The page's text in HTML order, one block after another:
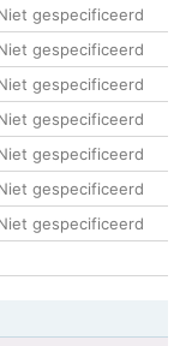
gespecificeerd
gespecificeerd
gespecificeerd
gespecificeerd
gespecificeerd
gespecificeerd
gespecificeerd